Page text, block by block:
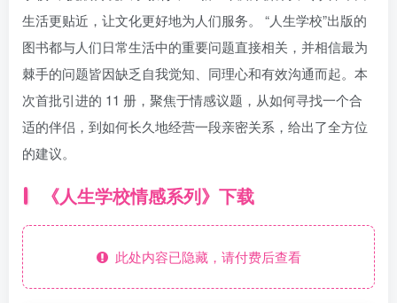
生活更贴近，让文化更好地为人们服务。 “人生学校”出版的
图书都与人们日常生活中的重要问题直接相关，并相信最为
棘手的问题皆因缺乏自我觉知、同理心和有效沟通而起。本
次首批引进的 11 册，聚焦于情感议题，从如何寻找一个合
适的伴侣，到如何长久地经营一段亲密关系，给出了全方位
的建议。
《人生学校情感系列》下载
此处内容已隐藏，请付费后查看